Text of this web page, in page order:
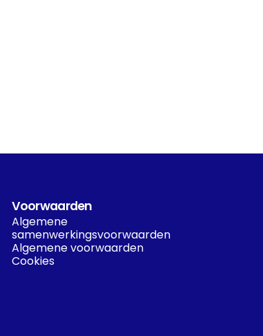
Voorwaarden
Algemene
samenwerkingsvoorwaarden
Algemene voorwaarden
Cookies